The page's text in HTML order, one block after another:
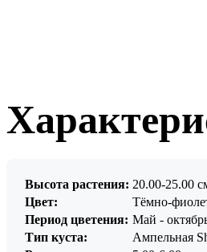
Высота растения: 20.00-25.00
Цвет:
Тёмно-
Период цветения: Май -
Тип куста:
Ампельная